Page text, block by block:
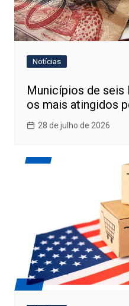
Notícias
Municípios de seis
os mais atingidos
28 de julho de 2026